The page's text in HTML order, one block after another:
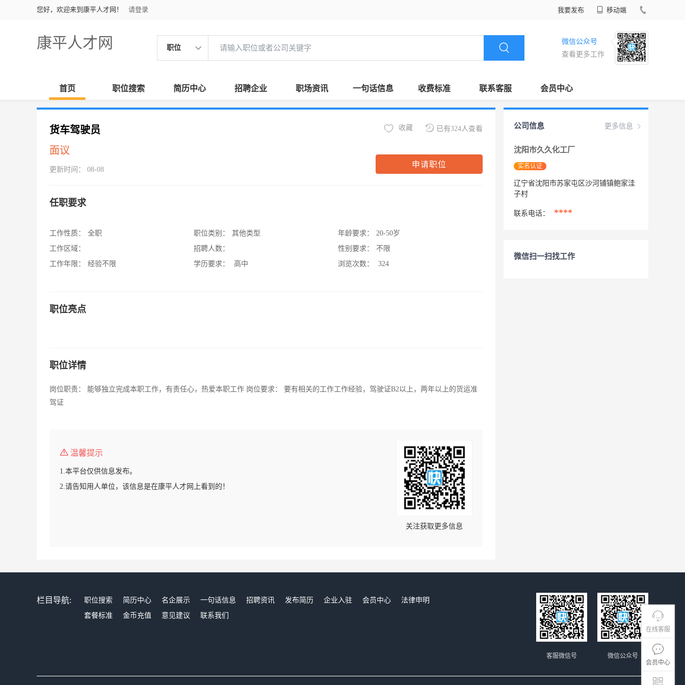
您好，欢迎来到康平人才网！ 请登录 我要发布 移动端
康平人才网 职位
微信公众号
查看更多工作
首页 职位搜索 简历中心 招聘企业 职场资讯 一句话信息 收费标准 联系客服 会员中心
在线客服
会员中心
货车驾驶员
面议
更新时间： 08-08
已有324人查看
收藏
申请职位
任职要求
工作性质：
全职
工作区域：
工作年限：
经验不限
职位类别：
其他类型
招聘人数：
学历要求：
高中
年龄要求：
20-50岁
性别要求：
不限
浏览次数：
324
职位亮点
职位详情
岗位职责： 能够独立完成本职工作，有责任心，热爱本职工作 岗位要求： 要有相关的工作工作经验，驾驶证B2以上，两年以上的货运准
驾证
温馨提示
1.本平台仅供信息发布。
2.请告知用人单位，该信息是在康平人才网上看到的！
关注获取更多信息
更多信息
公司信息
沈阳市久久化工厂
实名认证
辽宁省沈阳市苏家屯区沙河铺镇鲍家洼
子村
联系电话： ****
微信扫一扫找工作
栏目导航: 职位搜索 简历中心 名企展示 一句话信息 招聘资讯 发布简历 企业入驻 会员中心
法律申明
套餐标准
金币充值 意见建议 联系我们
微信公众号
客服微信号